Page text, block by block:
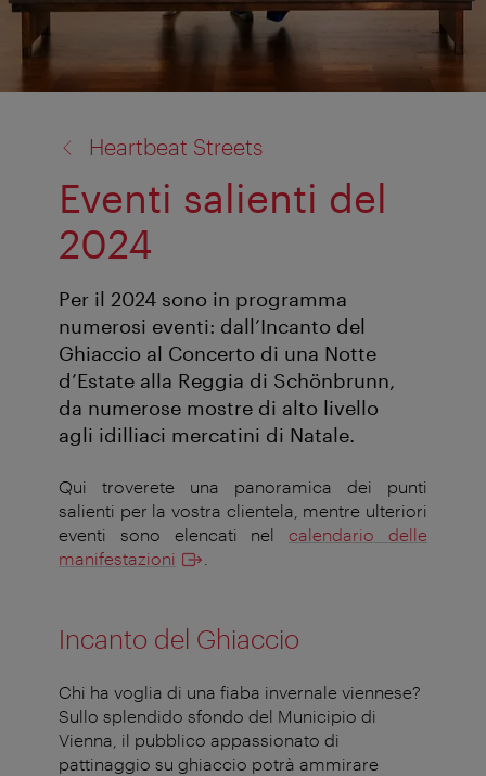
Heartbeat Streets
Eventi salienti del
2024
Per il 2024 sono in programma
numerosi eventi: dall’Incanto del
Ghiaccio al Concerto di una Notte
d’Estate alla Reggia di Schönbrunn,
da numerose mostre di alto livello
agli idilliaci mercatini di Natale.
Qui troverete una panoramica dei punti
salienti per la vostra clientela, mentre ulteriori
eventi sono elencati nelcalendario delle
manifestazioni
Incanto del Ghiaccio
Chi ha voglia di una fiaba invernale viennese?
Sullo splendido sfondo del Municipio di
Vienna, il pubblico appassionato di
pattinaggio su ghiaccio potrà ammirare